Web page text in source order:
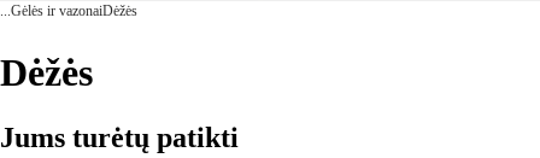
...Gėlės ir vazonaiDėžės
Dėžės
Jums turėtų patikti